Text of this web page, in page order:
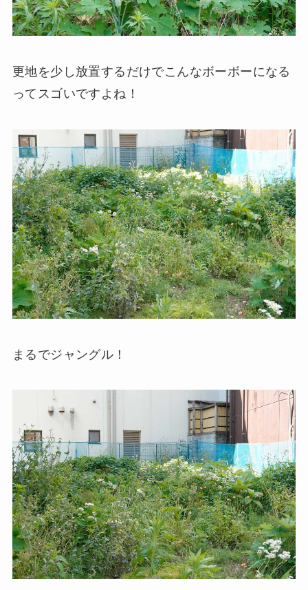
更地を少し放置するだけでこんなボーボーになる
ってスゴいですよね！
まるでジャングル！